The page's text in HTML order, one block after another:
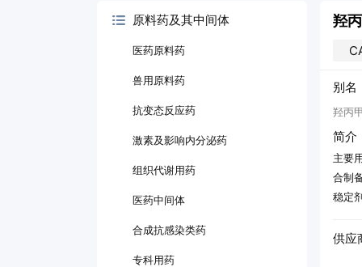
原料药及其中间体
医药原料药
兽用原料药
抗变态反应药
激素及影响内分泌药
组织代谢用药
医药中间体
合成抗感染类药
专科用药
羟
别名
羟丙
简介
主要
合制
稳定
供应